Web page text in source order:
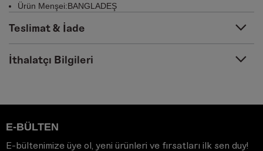
Ürün Menşei:BANGLADEŞ
Teslimat & İade
İthalatçı Bilgileri
E-BÜLTEN
E-bültenimize üye ol, yeni ürünleri ve fırsatları ilk sen duy!